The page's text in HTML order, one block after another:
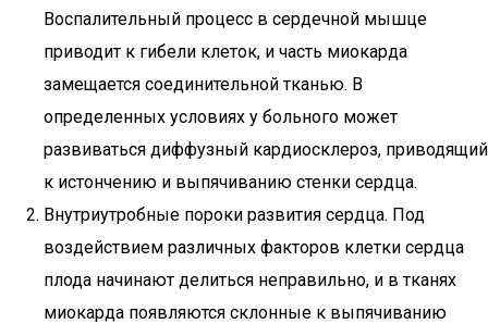
Воспалительный процесс в сердечной мышце
приводит к гибели клеток, и часть миокарда
замещается соединительной тканью. В
определенных условиях у больного может
развиваться диффузный кардиосклероз, приводящий
к истончению и выпячиванию стенки сердца.
Внутриутробные пороки развития сердца. Под
воздействием различных факторов клетки сердца
плода начинают делиться неправильно, и в тканях
миокарда появляются склонные к выпячиванию